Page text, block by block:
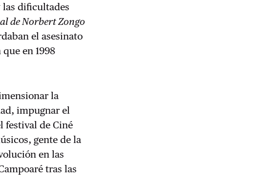
las dificultades
de Norbert Zongo
el asesinato
en 1998
la
impugnar el
festival de Ciné
gente de la
en las
tras las